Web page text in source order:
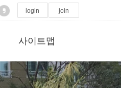
login join
사이트맵